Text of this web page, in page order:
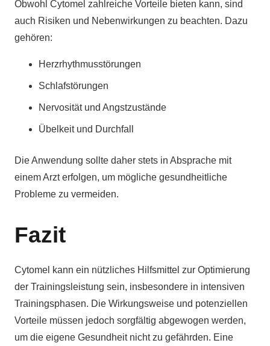
Obwohl Cytomel zahlreiche Vorteile bieten kann, sind
auch Risiken und Nebenwirkungen zu beachten. Dazu
gehören:
Herzrhythmusstörungen
Schlafstörungen
Nervosität und Angstzustände
Übelkeit und Durchfall
Die Anwendung sollte daher stets in Absprache mit
einem Arzt erfolgen, um mögliche gesundheitliche
Probleme zu vermeiden.
Fazit
Cytomel kann ein nützliches Hilfsmittel zur Optimierung
der Trainingsleistung sein, insbesondere in intensiven
Trainingsphasen. Die Wirkungsweise und potenziellen
Vorteile müssen jedoch sorgfältig abgewogen werden,
um die eigene Gesundheit nicht zu gefährden. Eine